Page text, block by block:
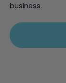
business.